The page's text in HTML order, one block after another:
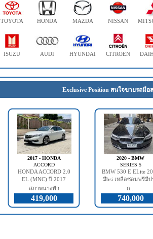
TOYOTA HONDA MAZDA NISSAN
ISUZU AUDI HYUNDAI CITROEN
Exclusive Position สนใจขายรถมื
2017 - HONDA
ACCORD
HONDA ACCORD 2.0
EL (MNC) ปี 2017
สภาพนางฟ้า
419,000
2020 - BMW
SERIES 5
BMW 530 E ELite
มีbsi เหลือซ่อมฟรีมีป
ก...
740,000